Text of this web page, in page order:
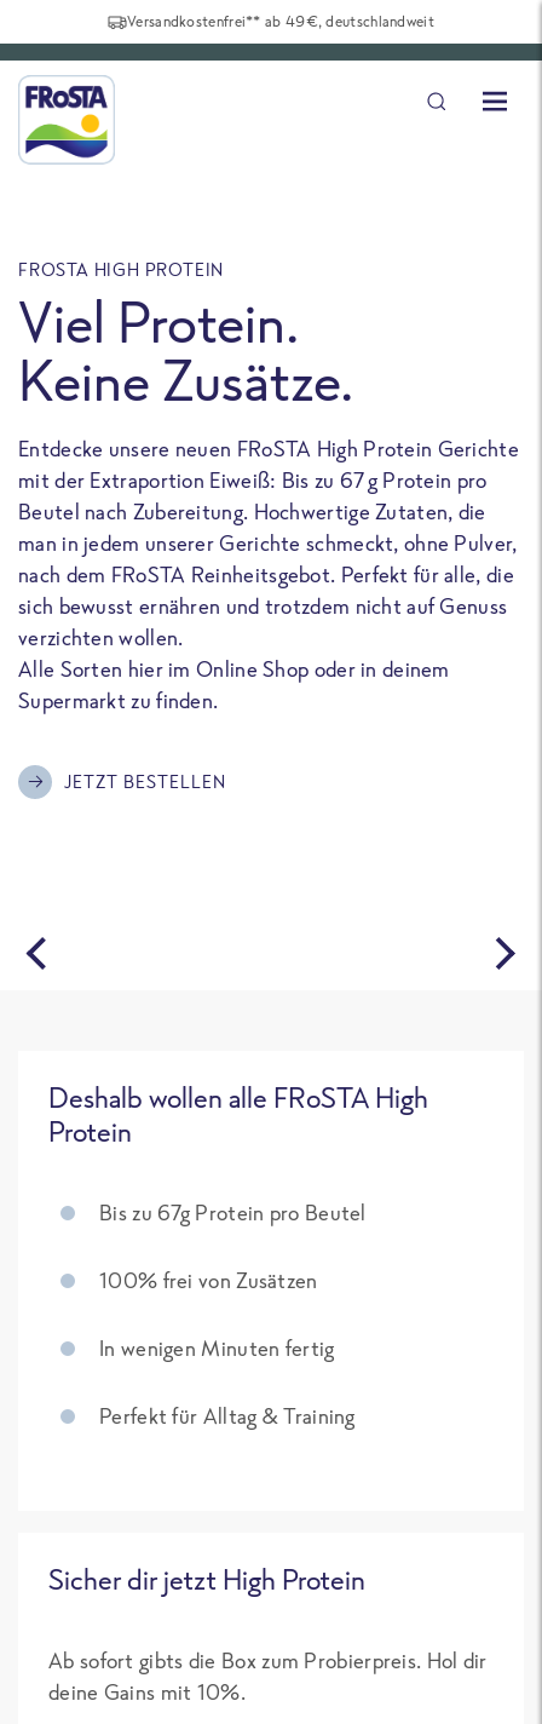
Versandkostenfrei** ab 49€, deutschlandweit
FROSTA HIGH PROTEIN
Viel Protein.
Keine Zusätze.
Entdecke unsere neuen FRoSTA High Protein Gerichte
mit der Extraportion Eiweiß: Bis zu 67 g Protein pro
Beutel nach Zubereitung. Hochwertige Zutaten, die
man in jedem unserer Gerichte schmeckt, ohne Pulver,
nach dem FRoSTA Reinheitsgebot. Perfekt für alle, die
sich bewusst ernähren und trotzdem nicht auf Genuss
verzichten wollen.
Alle Sorten hier im Online Shop oder in deinem
Supermarkt zu finden.
JETZT BESTELLEN
Deshalb wollen alle FRoSTA High
Protein
Bis zu 67g Protein pro Beutel
100% frei von Zusätzen
In wenigen Minuten fertig
Perfekt für Alltag & Training
Sicher dir jetzt High Protein
Ab sofort gibts die Box zum Probierpreis. Hol dir
deine Gains mit 10%.